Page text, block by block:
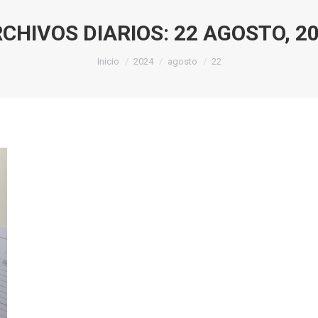
DIARIOS: 22 AGOSTO,
Estás aquí:
Inicio 2024 agosto 22